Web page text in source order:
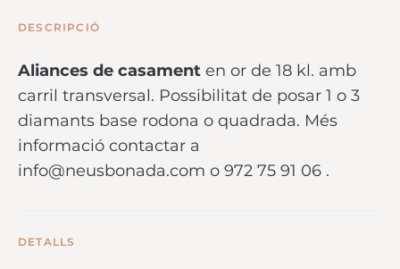
DESCRIPCIÓ
Aliances de casament en or de 18 kl. amb
carril transversal. Possibilitat de posar 1 o 3
diamants base rodona o quadrada. Més
informació contactar a
info@neusbonada.com o 972 75 91 06 .
DETALLS